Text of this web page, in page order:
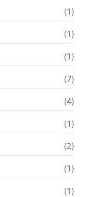
(1)
(1)
(1)
(7)
(4)
(1)
(2)
(1)
(1)